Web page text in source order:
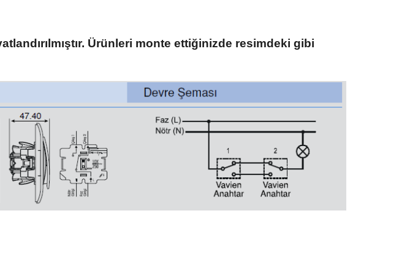
Ürünleri monte ettiğinizde resimdeki gibi